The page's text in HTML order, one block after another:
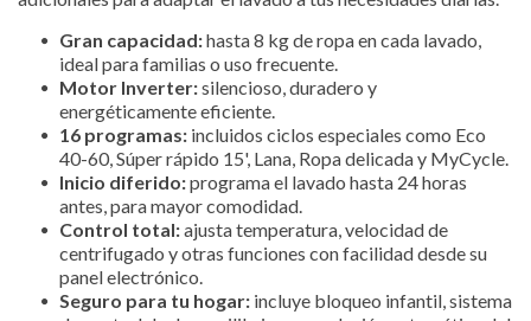
Gran capacidad:hasta 8 kg de ropa en cada lavado,
ideal para familias o uso frecuente.
Motor Inverter:silencioso, duradero y
energéticamente eficiente.
16 programas: incluidos ciclos especiales como Eco
40-60, Súper rápido 15', Lana, Ropa delicada y MyCycle.
Inicio diferido:programa el lavado hasta 24 horas
antes, para mayor comodidad.
Control total:ajusta temperatura, velocidad de
centrifugado y otras funciones con facilidad desde su
panel electrónico.
Seguro para tu hogar: incluye bloqueo infantil, sistema